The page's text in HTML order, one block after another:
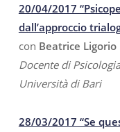
20/04/2017
dall’approccio
con Beatrice Ligorio
Docente di
Università di Bari
28/03/2017 “Se